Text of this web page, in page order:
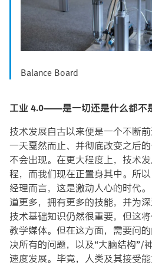
Balance Board
工业 4.0——是一切还是什么都不
技术发展自古以来便是一个不断
一天戛然而止、并彻底改变之后
不会出现。在更大程度上，技术
程，而我们现在正置身其中。所
经理而言，这是激动人心的时代
道更多，拥有更多的技能，并为
技术基础知识仍然很重要，但这
教学媒体。但在这方面，需要问
决所有的问题，以及“大脑结构”/
速度发展。毕竟，人类及其接受能